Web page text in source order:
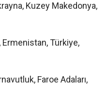
Kuzey Makedonya,
Ermenistan, Türkiye,
Faroe Adaları,